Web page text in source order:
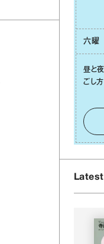
六曜
昼と
ごし
をキ
い⾔
をか
確か